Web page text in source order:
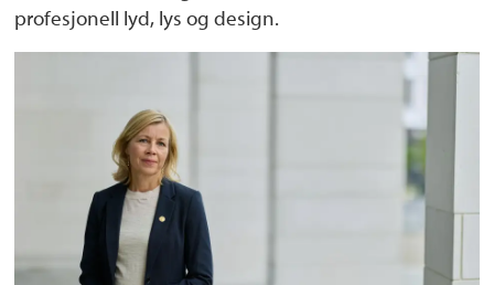
profesjonell lyd, lys og design.